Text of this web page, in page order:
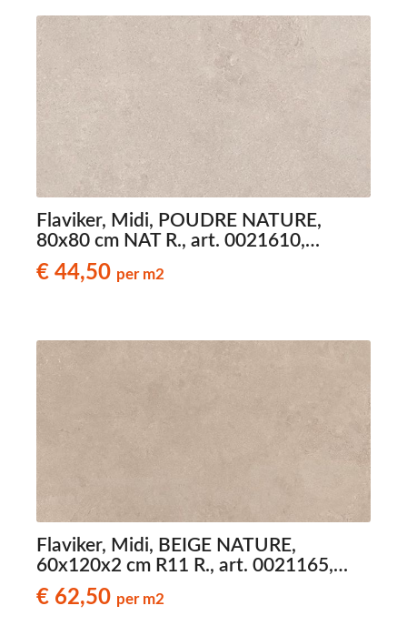
Flaviker, Midi, POUDRE NATURE,
80x80 cm NAT R., art. 0021610,
natuursteenlook tegels
€ 44,50 per m2
Flaviker, Midi, BEIGE NATURE,
60x120x2 cm R11 R., art. 0021165,
natuursteenlook terrastegels
€ 62,50 per m2